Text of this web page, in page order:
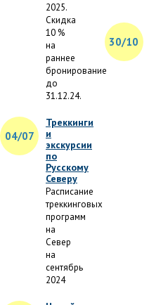
2025.
Скидка
10 %
на
раннее
бронирование
до
31.12.24.
04/07
Треккинги
и
экскурсии
по
Русскому
Северу
Расписание
треккинговых
программ
на
Север
на
сентябрь
2024
30/10